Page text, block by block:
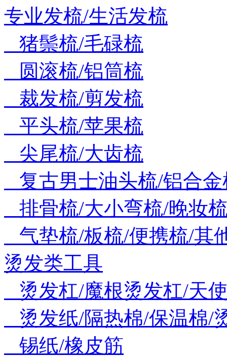
专业发梳/生活发梳
猪鬃梳/毛碌梳
圆滚梳/铝筒梳
裁发梳/剪发梳
平头梳/苹果梳
尖尾梳/大齿梳
复古男士油头梳/铝合金
排骨梳/大小弯梳/晚妆
气垫梳/板梳/便携梳/其
烫发类工具
烫发杠/魔根烫发杠/天
烫发纸/隔热棉/保温棉/
锡纸/橡皮筋